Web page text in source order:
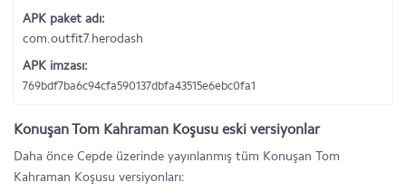
APK paket adı:
com.outfit7.herodash
APK imzası:
769bdf7ba6c94cfa590137dbfa43515e6ebc0fa1
Konuşan Tom Kahraman Koşusu eski versiyonlar
Daha önce Cepde üzerinde yayınlanmış tüm Konuşan Tom
Kahraman Koşusu versiyonları: